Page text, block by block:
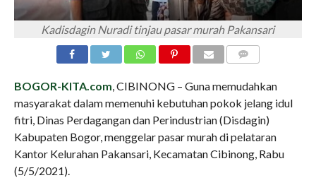
Kadisdagin Nuradi tinjau pasar murah Pakansari
BOGOR-KITA.com, CIBINONG – Guna memudahkan
masyarakat dalam memenuhi kebutuhan pokok jelang idul
fitri, Dinas Perdagangan dan Perindustrian (Disdagin)
Kabupaten Bogor, menggelar pasar murah di pelataran
Kantor Kelurahan Pakansari, Kecamatan Cibinong, Rabu
(5/5/2021).